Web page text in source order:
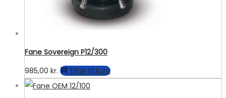
Fane Sovereign P12/300
985,00 kr. Tilføj til kurv